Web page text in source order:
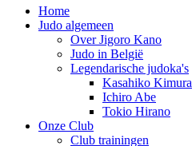
Home
Judo algemeen
Over Jigoro Kano
Judo in België
Legendarische judoka's
Kasahiko Kimura
Ichiro Abe
Tokio Hirano
Onze Club
Club trainingen